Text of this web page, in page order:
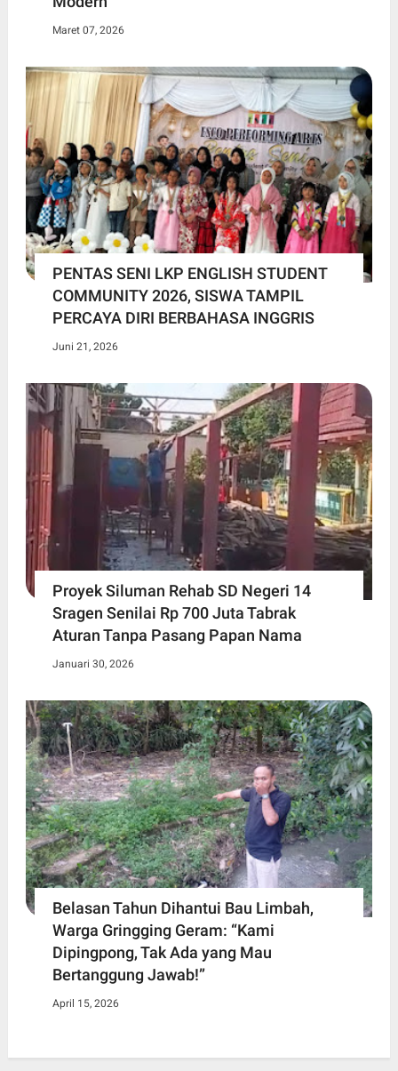
Maret 07, 2026
PENTAS SENI LKP ENGLISH STUDENT
COMMUNITY 2026, SISWA TAMPIL
PERCAYA DIRI BERBAHASA INGGRIS
Juni 21, 2026
Proyek Siluman Rehab SD Negeri 14
Sragen Senilai Rp 700 Juta Tabrak
Aturan Tanpa Pasang Papan Nama
Januari 30, 2026
Belasan Tahun Dihantui Bau Limbah,
Warga Gringging Geram: “Kami
Dipingpong, Tak Ada yang Mau
Bertanggung Jawab!”
April 15, 2026